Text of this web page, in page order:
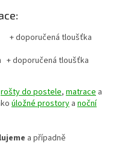
tloušťka
+ doporučená tloušťka
rošty do postele, matrace a
úložné prostory a noční
a případně